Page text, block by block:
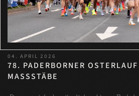
04. APRIL 2026
78. PADERBORNER
MASSSTÄBE